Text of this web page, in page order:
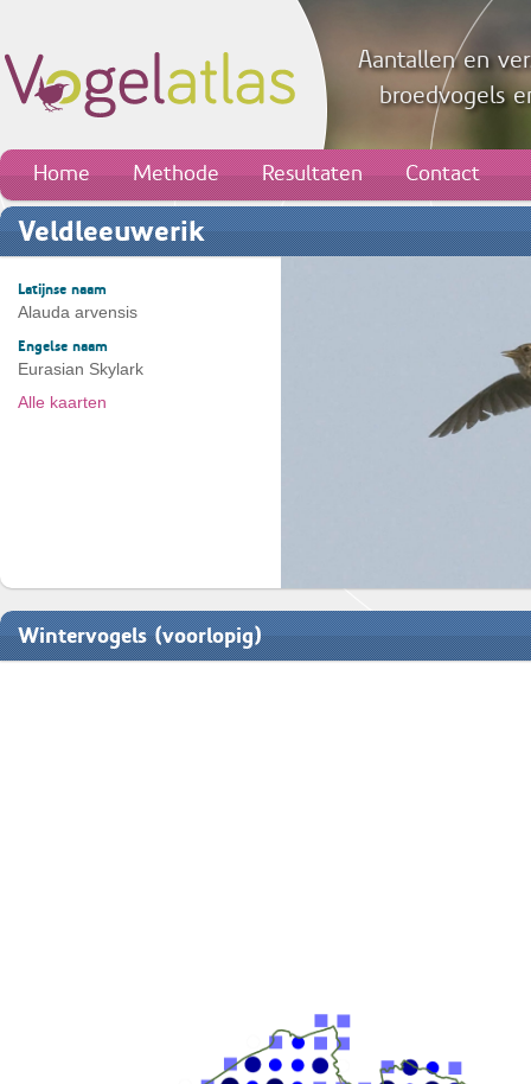
Aantallen en
broedvogels
Home Methode Resultaten Contact
Veldleeuwerik
Latijnse naam
Alauda arvensis
Engelse naam
Eurasian Skylark
Alle kaarten
Wintervogels (voorlopig)